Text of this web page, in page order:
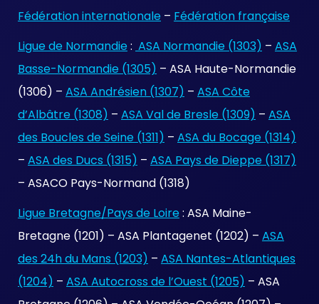
Fédération internationale – Fédération française
Ligue de Normandie : ASA Normandie (1303) – ASA
Basse-Normandie (1305) – ASA Haute-Normandie
(1306) – ASA Andrésien (1307) – ASA Côte
d’Albâtre (1308) – ASA Val de Bresle (1309) – ASA
des Boucles de Seine (1311) – ASA du Bocage (1314)
– ASA des Ducs (1315) – ASA Pays de Dieppe (1317)
– ASACO Pays-Normand (1318)
Ligue Bretagne/Pays de Loire : ASA Maine-
Bretagne (1201) – ASA Plantagenet (1202) – ASA
des 24h du Mans (1203) – ASA Nantes-Atlantiques
(1204) – ASA Autocross de l’Ouest (1205) – ASA